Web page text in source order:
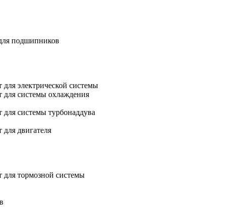
подшипников
электрической системы
для системы охлаждения
системы турбонаддува
двигателя
для тормозной системы